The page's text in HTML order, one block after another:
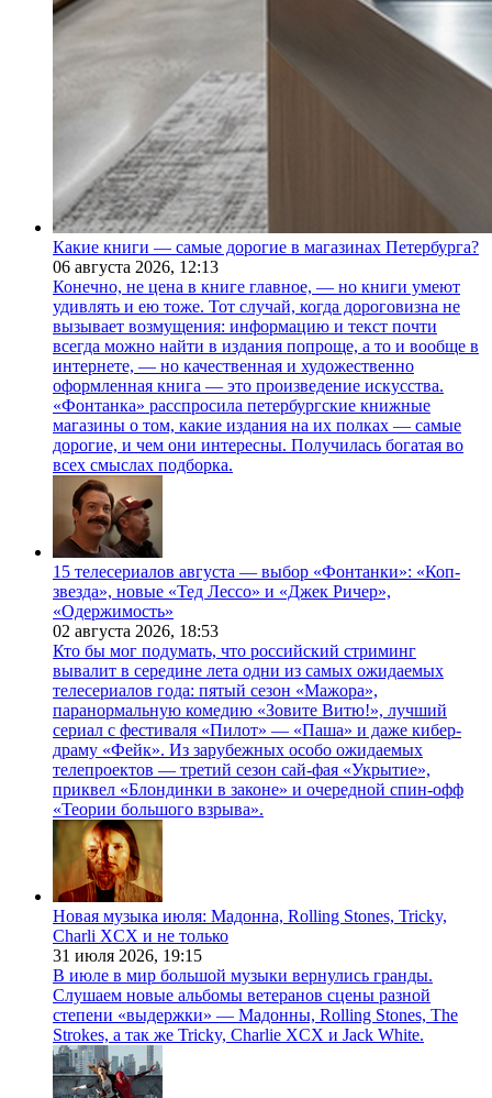
Какие книги — самые дорогие в магазинах Петербурга?
06 августа 2026, 12:13
Конечно, не цена в книге главное, — но книги умеют
удивлять и ею тоже. Тот случай, когда дороговизна не
вызывает возмущения: информацию и текст почти
всегда можно найти в издания попроще, а то и вообще в
интернете, — но качественная и художественно
оформленная книга — это произведение искусства.
«Фонтанка» расспросила петербургские книжные
магазины о том, какие издания на их полках — самые
дорогие, и чем они интересны. Получилась богатая во
всех смыслах подборка.
15 телесериалов августа — выбор «Фонтанки»: «Коп-
звезда», новые «Тед Лессо» и «Джек Ричер»,
«Одержимость»
02 августа 2026, 18:53
Кто бы мог подумать, что российский стриминг
вывалит в середине лета одни из самых ожидаемых
телесериалов года: пятый сезон «Мажора»,
паранормальную комедию «Зовите Витю!», лучший
сериал с фестиваля «Пилот» — «Паша» и даже кибер-
драму «Фейк». Из зарубежных особо ожидаемых
телепроектов — третий сезон сай-фая «Укрытие»,
приквел «Блондинки в законе» и очередной спин-офф
«Теории большого взрыва».
Новая музыка июля: Мадонна, Rolling Stones, Tricky,
Charli XCX и не только
31 июля 2026, 19:15
В июле в мир большой музыки вернулись гранды.
Слушаем новые альбомы ветеранов сцены разной
степени «выдержки» — Мадонны, Rolling Stones, The
Strokes, а так же Tricky, Charlie XCX и Jack White.